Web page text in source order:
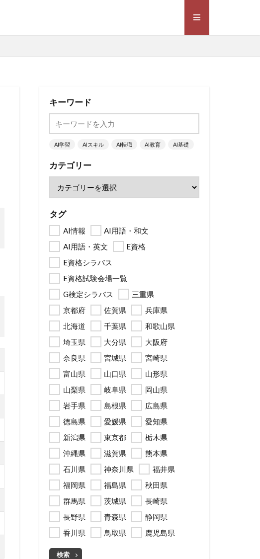
キーワード
AI学習 AIスキル AI転職 AI教育 AI基礎
カテゴリー
タグ
AI情報
AI用語・和文
AI用語・英文
E資格
E資格シラバス
E資格試験会場一覧
G検定シラバス
三重県
京都府
佐賀県
兵庫県
北海道
千葉県
和歌山県
埼玉県
大分県
大阪府
奈良県
宮城県
宮崎県
富山県
山口県
山形県
山梨県
岐阜県
岡山県
岩手県
島根県
広島県
徳島県
愛媛県
愛知県
新潟県
東京都
栃木県
沖縄県
滋賀県
熊本県
石川県
神奈川県
福井県
福岡県
福島県
秋田県
群馬県
茨城県
長崎県
長野県
青森県
静岡県
香川県
鳥取県 鹿児島県
検索